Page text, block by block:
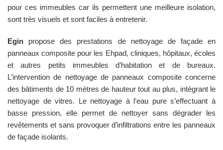
pour ces immeubles car ils permettent une meilleure isolation,
sont très visuels et sont faciles à entretenir.
Egin propose des prestations de nettoyage de façade en
panneaux composite pour les Ehpad, cliniques, hôpitaux, écoles
et autres petits immeubles d’habitation et de bureaux.
L’intervention de nettoyage de panneaux composite concerne
des bâtiments de 10 mètres de hauteur tout au plus, intégrant le
nettoyage de vitres. Le nettoyage à l’eau pure s’effectuant à
basse pression, elle permet de nettoyer sans dégrader les
revêtements et sans provoquer d’infiltrations entre les panneaux
de façade isolants.